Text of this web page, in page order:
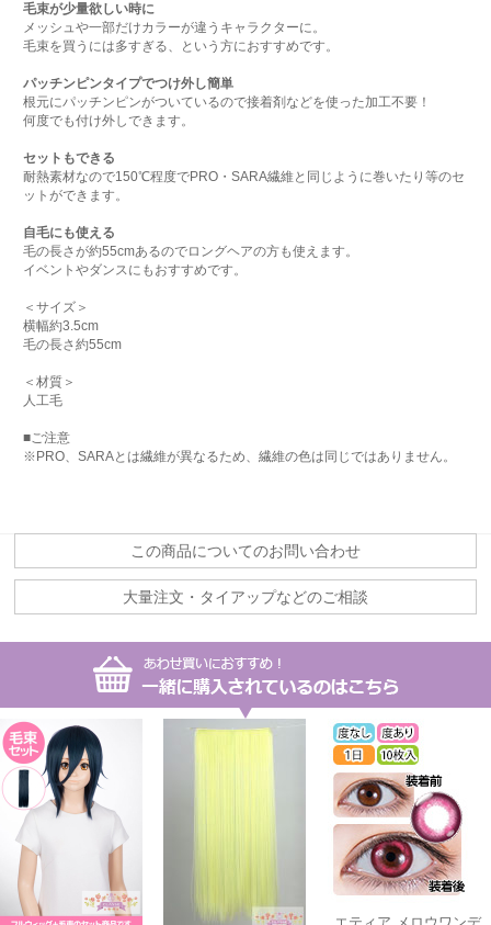
毛束が少量欲しい時に
メッシュや一部だけカラーが違うキャラクターに。
毛束を買うには多すぎる、という方におすすめです。
パッチンピンタイプでつけ外し簡単
根元にパッチンピンがついているので接着剤などを使った加工不要！
何度でも付け外しできます。
セットもできる
耐熱素材なので150℃程度でPRO・SARA繊維と同じように巻いたり等のセ
ットができます。
自毛にも使える
毛の長さが約55cmあるのでロングヘアの方も使えます。
イベントやダンスにもおすすめです。
＜サイズ＞
横幅約3.5cm
毛の長さ約55cm
＜材質＞
人工毛
■ご注意
※PRO、SARAとは繊維が異なるため、繊維の色は同じではありません。
この商品についてのお問い合わせ
大量注文・タイアップなどのご相談